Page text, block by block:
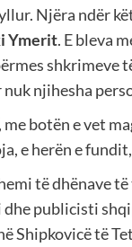
Njëra ndër
Ymerit. E bleva
shkrimeve
njihesha
me botën e vet
e herën e
të dhënave
publicisti
Shipkovicë të